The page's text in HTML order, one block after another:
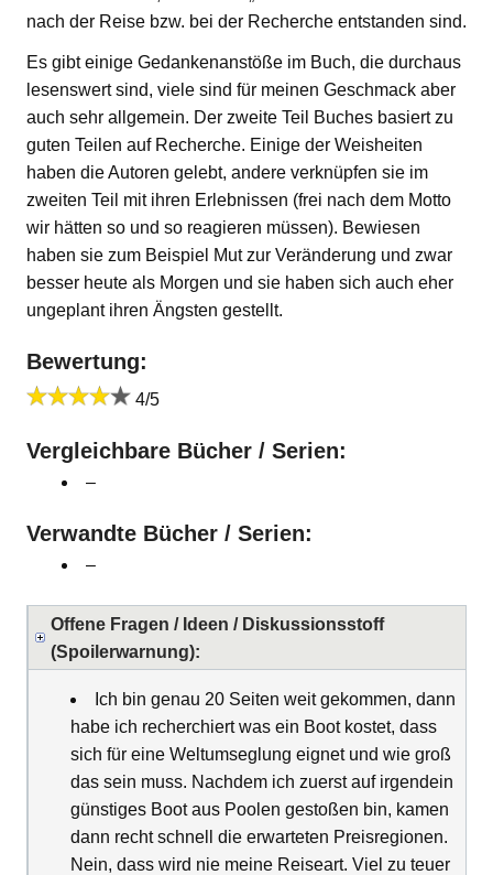
nach der Reise bzw. bei der Recherche entstanden sind.
Es gibt einige Gedankenanstöße im Buch, die durchaus
lesenswert sind, viele sind für meinen Geschmack aber
auch sehr allgemein. Der zweite Teil Buches basiert zu
guten Teilen auf Recherche. Einige der Weisheiten
haben die Autoren gelebt, andere verknüpfen sie im
zweiten Teil mit ihren Erlebnissen (frei nach dem Motto
wir hätten so und so reagieren müssen). Bewiesen
haben sie zum Beispiel Mut zur Veränderung und zwar
besser heute als Morgen und sie haben sich auch eher
ungeplant ihren Ängsten gestellt.
Bewertung:
4/5
Vergleichbare Bücher / Serien:
–
Verwandte Bücher / Serien:
–
Offene Fragen / Ideen / Diskussionsstoff
(Spoilerwarnung):
Ich bin genau 20 Seiten weit gekommen, dann
habe ich recherchiert was ein Boot kostet, dass
sich für eine Weltumseglung eignet und wie groß
das sein muss. Nachdem ich zuerst auf irgendein
günstiges Boot aus Poolen gestoßen bin, kamen
dann recht schnell die erwarteten Preisregionen.
Nein, dass wird nie meine Reiseart. Viel zu teuer